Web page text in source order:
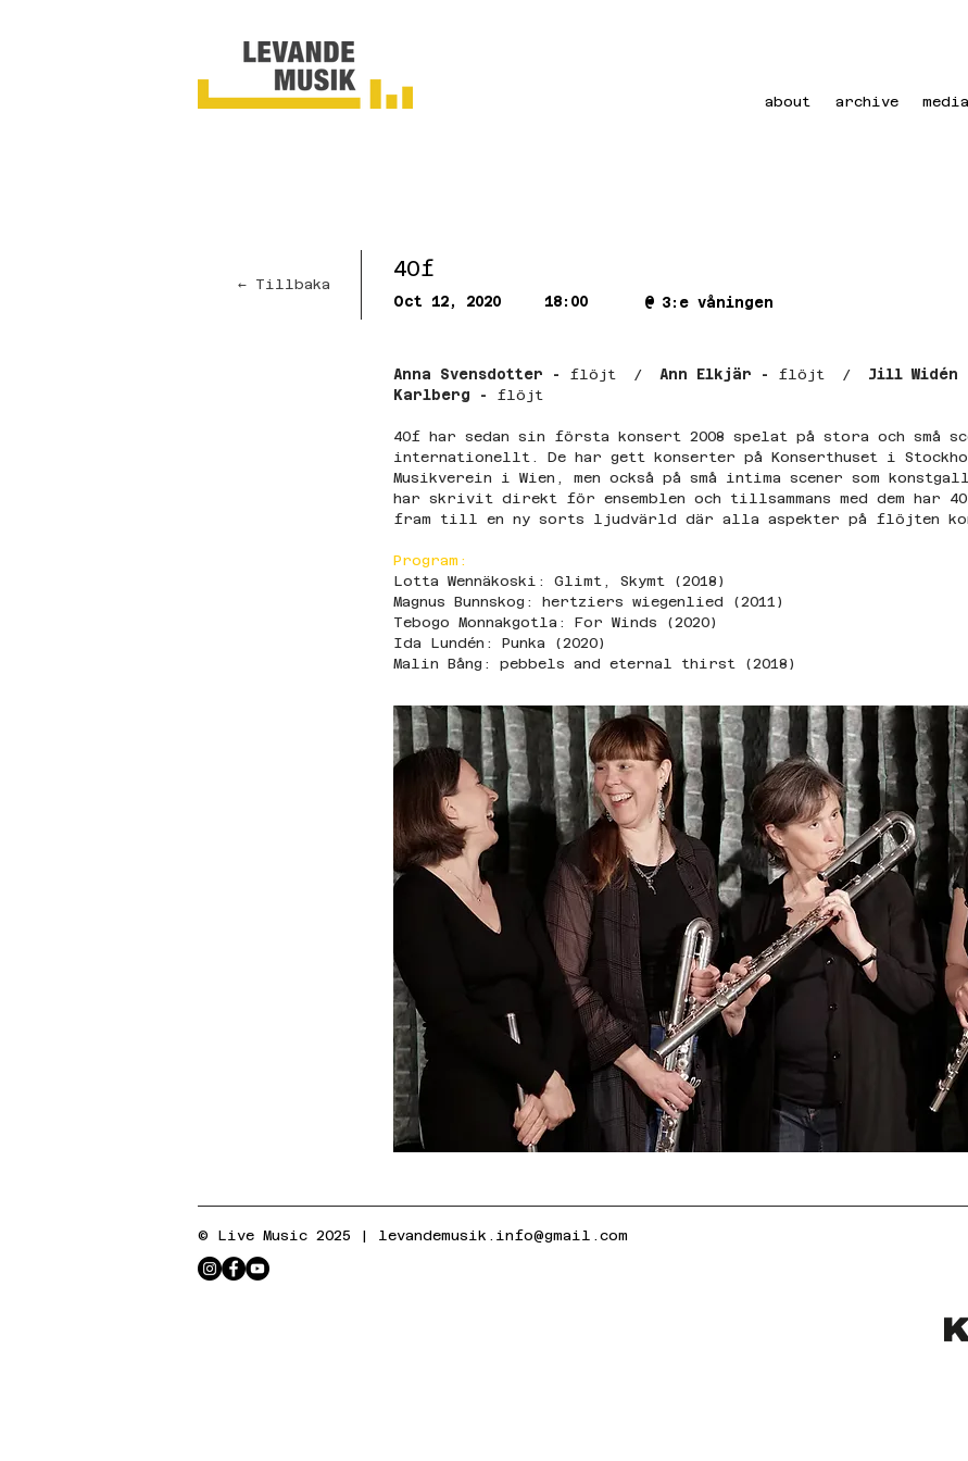
about archive media
← Tillbaka
40f
Oct 12, 2020 18:00 @ 3:e våningen
Anna Svensdotter - flöjt  / Ann Elkjär - flöjt  / Jill Widén
Karlberg - flöjt
40f har sedan sin första konsert 2008 spelat på stora och små
internationellt. De har gett konserter på Konserthuset i
Musikverein i Wien, men också på små intima scener som
har skrivit direkt för ensemblen och tillsammans med dem har
fram till en ny sorts ljudvärld där alla aspekter på flöjten
Program:
Lotta Wennäkoski: Glimt, Skymt (2018)
Magnus Bunnskog: hertziers wiegenlied (2011)
Tebogo Monnakgotla: For Winds (2020)
Ida Lundén: Punka (2020)
Malin Bång: pebbels and eternal thirst (2018)
© Live Music 2025 | levandemusik.info@gmail.com